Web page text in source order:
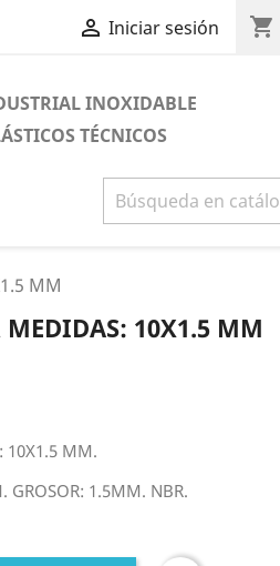
 Iniciar sesión shopping_cart
INOXIDABLE
TÉCNICOS
MM
MEDIDAS: 10X1.5 MM
10X1.5 MM.
GROSOR: 1.5MM. NBR.